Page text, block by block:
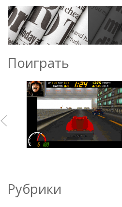
Поиграть
Рубрики